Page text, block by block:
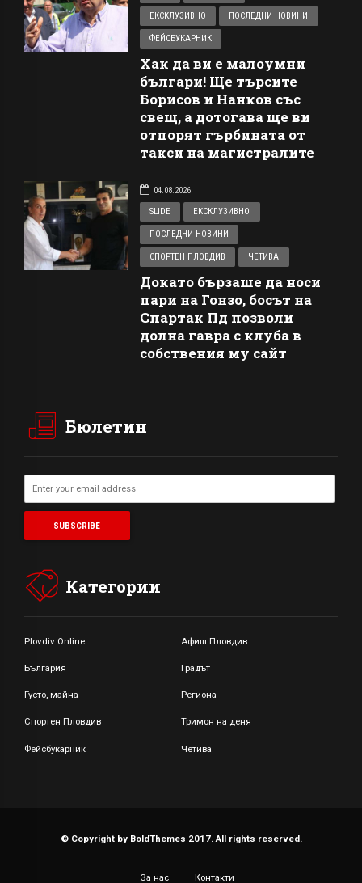
ЕКСКЛУЗИВНО ПОСЛЕДНИ НОВИНИ
ФЕЙСБУКАРНИК
Хак да ви е малоумни
българи! Ще търсите
Борисов и Нанков със
свещ, а дотогава ще ви
отпорят гърбината от
такси на магистралите
04.08.2026
SLIDE
ЕКСКЛУЗИВНО
ПОСЛЕДНИ НОВИНИ
СПОРТЕН ПЛОВДИВ ЧЕТИВА
Докато бързаше да носи
пари на Гонзо, босът на
Спартак Пд позволи
долна гавра с клуба в
собствения му сайт
Бюлетин
Категории
Plovdiv Online Афиш Пловдив
България Градът
Густо, майна Региона
Спортен Пловдив Тримон на деня
Фейсбукарник Четива
© Copyright by BoldThemes 2017. All rights reserved.
За нас Контакти